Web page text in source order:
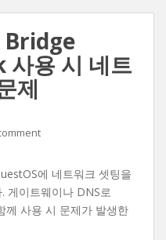
용 시 네트
제
에 네트워크 셋팅을
게이트웨이나 DNS로
께 사용 시 문제가 발생한